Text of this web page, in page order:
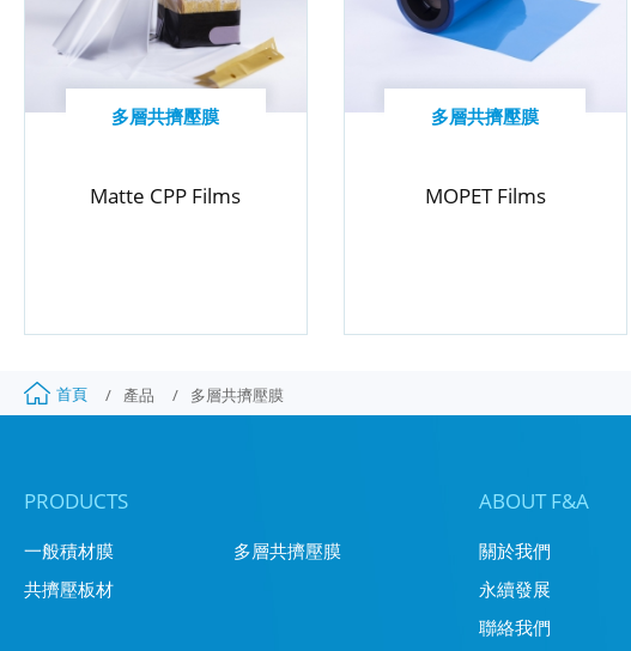
多層共擠壓膜
Matte CPP Films
多層共擠壓膜
MOPET Films
首頁 產品 多層共擠壓膜
PRODUCTS
一般積材膜
多層共擠壓膜
共擠壓板材
ABOUT F&A
關於我們
永續發展
聯絡我們